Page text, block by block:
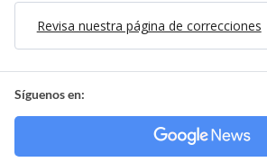
Revisa nuestra página de correcciones
Síguenos en: